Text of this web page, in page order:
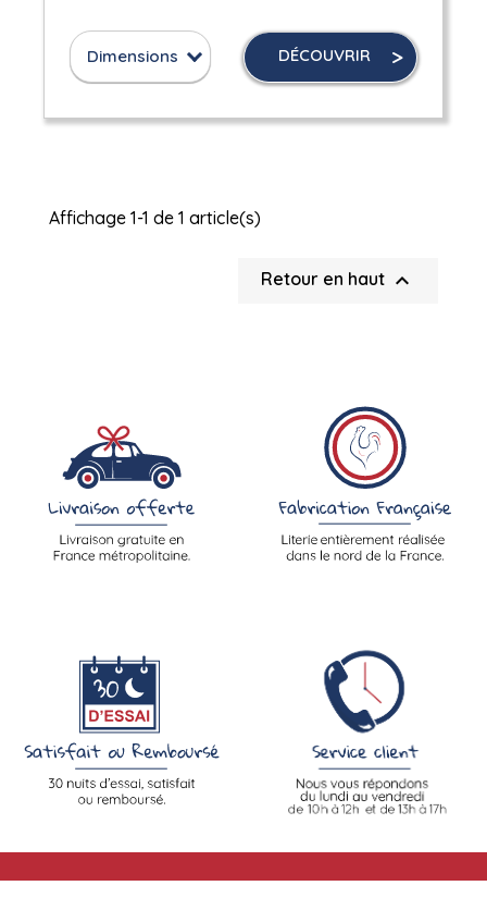
Dimensions DÉCOUVRIR
Affichage 1-1 de 1 article(s)
Retour en haut 